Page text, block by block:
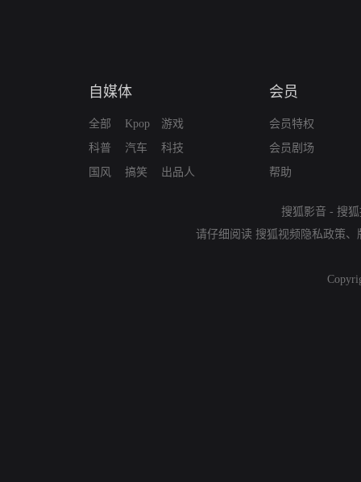
自媒体
全部
科普
国风
Kpop
汽车
搞笑
游戏
科技
出品人
会员
会员特权
会员剧场
帮助
搜狐影音 - 搜
请仔细阅读 搜狐视频隐私政策、